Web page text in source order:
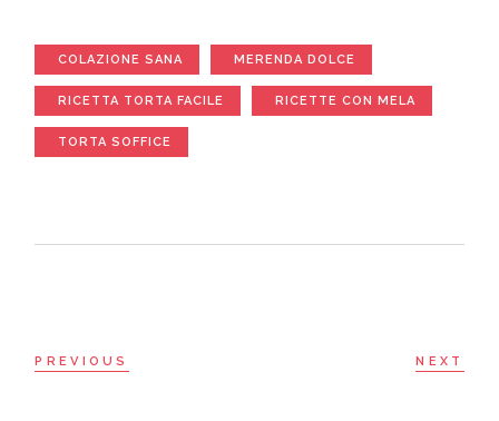
COLAZIONE SANA MERENDA DOLCE
RICETTA TORTA FACILE RICETTE CON MELA
TORTA SOFFICE
PREVIOUS NEXT